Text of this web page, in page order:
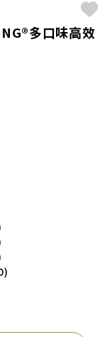
多口味高效